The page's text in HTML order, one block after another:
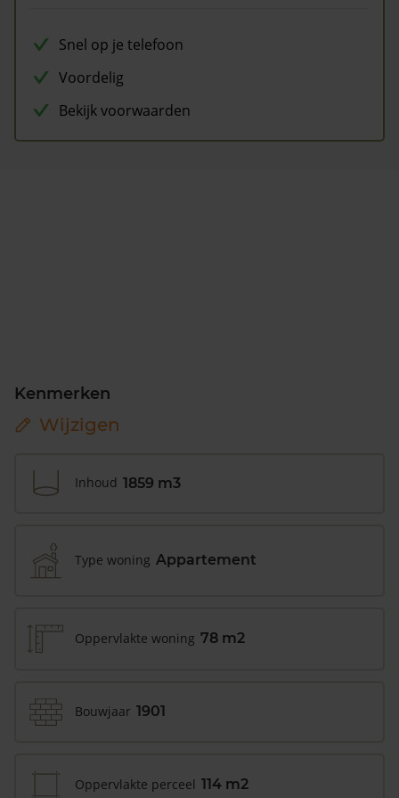
Snel op je telefoon
Voordelig
Bekijk voorwaarden
Kenmerken
Wijzigen
Inhoud 1859 m3
Type woning Appartement
Oppervlakte woning 78 m2
Bouwjaar 1901
Oppervlakte perceel 114 m2